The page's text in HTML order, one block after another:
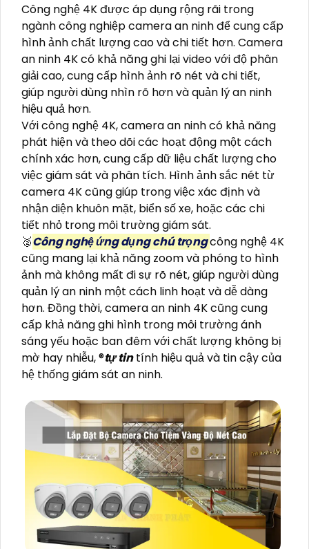
Công nghệ 4K được áp dụng rộng rãi trong
ngành công nghiệp camera an ninh để cung cấp
hình ảnh chất lượng cao và chi tiết hơn. Camera
an ninh 4K có khả năng ghi lại video với độ phân
giải cao, cung cấp hình ảnh rõ nét và chi tiết,
giúp người dùng nhìn rõ hơn và quản lý an ninh
hiệu quả hơn.
Với công nghệ 4K, camera an ninh có khả năng
phát hiện và theo dõi các hoạt động một cách
chính xác hơn, cung cấp dữ liệu chất lượng cho
việc giám sát và phân tích. Hình ảnh sắc nét từ
camera 4K cũng giúp trong việc xác định và
nhận diện khuôn mặt, biển số xe, hoặc các chi
tiết nhỏ trong môi trường giám sát.
🥈️Công nghệ ứng dụng chú trọngcông nghệ 4K
cũng mang lại khả năng zoom và phóng to hình
ảnh mà không mất đi sự rõ nét, giúp người dùng
quản lý an ninh một cách linh hoạt và dễ dàng
hơn. Đồng thời, camera an ninh 4K cũng cung
cấp khả năng ghi hình trong môi trường ánh
sáng yếu hoặc ban đêm với chất lượng không bị
mờ hay nhiễu, ®️tự tintính hiệu quả và tin cậy của
hệ thống giám sát an ninh.